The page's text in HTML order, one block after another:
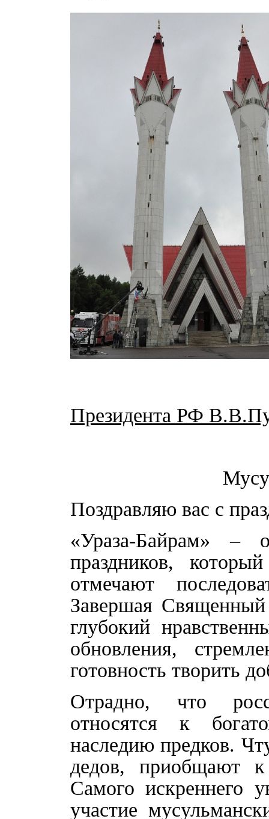
Президента РФ
Поздравляю вас с
«Ураза-Байрам» –
праздников,
отмечают
Завершая
глубокий
обновления,
готовность творить
Отрадно, что
относятся к
наследию предков.
дедов, приобщают
Самого искреннего
участие